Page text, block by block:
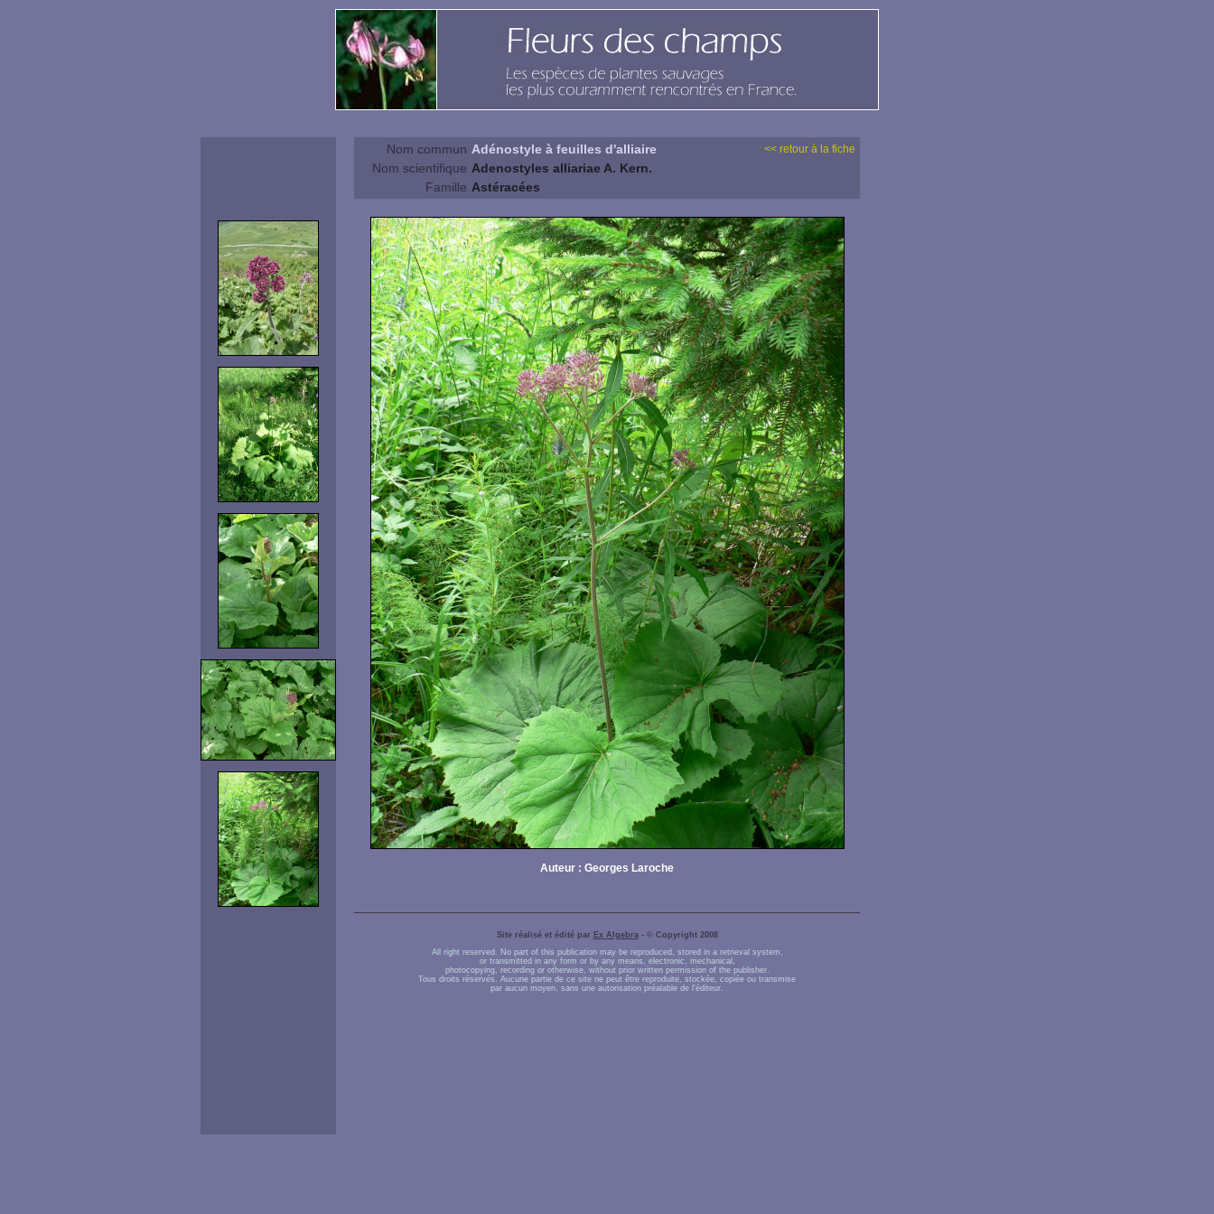
Nom commun Adénostyle à feuilles d'alliaire << retour à la fiche
Nom scientifique Adenostyles alliariae A. Kern.
Famille Astéracées
Auteur : Georges Laroche
Site réalisé et édité par Ex Algebra- © Copyright 2008
All right reserved. No part of this publication may be reproduced, stored in a retrieval system,
or transmitted in any form or by any means, electronic, mechanical,
photocopying, recording or otherwise, without prior written permission of the publisher.
Tous droits réservés. Aucune partie de ce site ne peut être reproduite, stockée, copiée ou transmise
par aucun moyen, sans une autorisation préalable de l'éditeur.